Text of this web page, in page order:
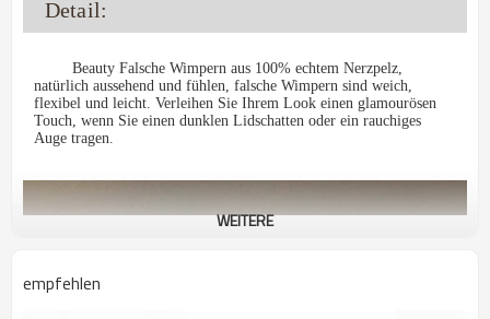
Detail:
Beauty Falsche Wimpern aus 100% echtem Nerzpelz,
natürlich aussehend und fühlen, falsche Wimpern sind weich,
flexibel und leicht. Verleihen Sie Ihrem Look einen glamourösen
Touch, wenn Sie einen dunklen Lidschatten oder ein rauchiges
Auge tragen.
WEITERE
empfehlen